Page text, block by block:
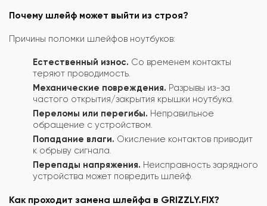
Почему шлейф может выйти из строя?
Причины поломки шлейфов ноутбуков:
Естественный износ. Со временем контакты
теряют проводимость.
Механические повреждения. Разрывы из-за
частого открытия/закрытия крышки ноутбука.
Переломы или перегибы. Неправильное
обращение с устройством.
Попадание влаги. Окисление контактов приводит
к обрыву сигнала.
Перепады напряжения. Неисправность зарядного
устройства может повредить шлейф.
Как проходит замена шлейфа в GRIZZLY.FIX?